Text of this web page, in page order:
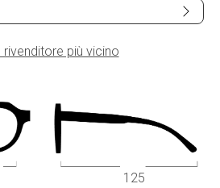
rivenditore più vicino
125